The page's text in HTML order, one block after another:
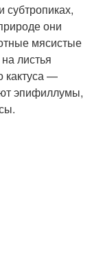
они
мясистые
листья
кактуса —
эпифиллумы,